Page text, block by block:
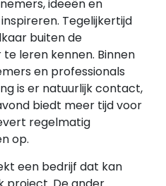
ideeën en
Tegelijkertijd
buiten de
leren kennen. Binnen
en professionals
is er natuurlijk contact,
biedt meer tijd voor
regelmatig
op.
een bedrijf dat kan